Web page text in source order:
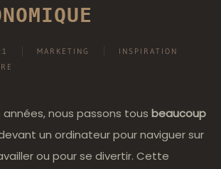
MARKETING
INSPIRATION
nous passons tous beaucoup
un ordinateur pour naviguer sur
ou pour se divertir. Cette